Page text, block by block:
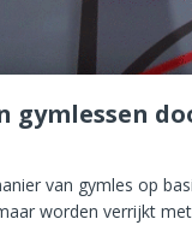
gymlessen
van gymles op
worden verrijkt